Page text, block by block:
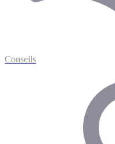
Conseils